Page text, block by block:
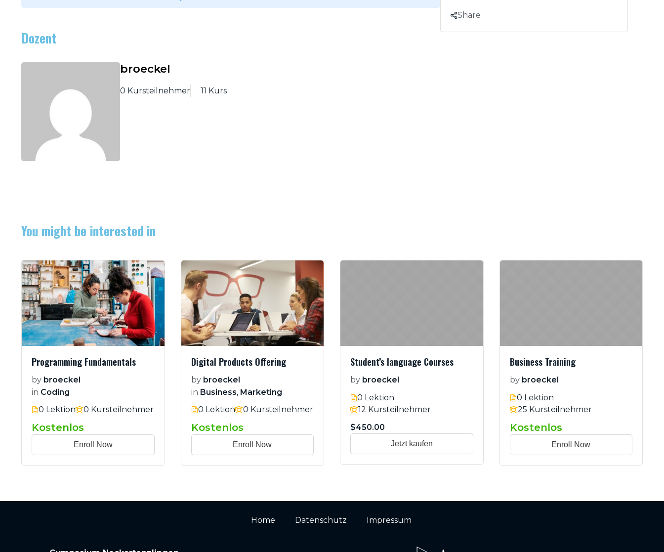
Dozent
broeckel
0 Kursteilnehmer 11 Kurs
Share
You might be interested in
Programming Fundamentals
by broeckel
in Coding
0 Lektion
0 Kursteilnehmer
Kostenlos
Enroll Now
Digital Products Offering
by broeckel
in Business, Marketing
0 Lektion
0 Kursteilnehmer
Kostenlos
Enroll Now
Student’s language Courses
by broeckel
0 Lektion
12 Kursteilnehmer
$450.00
Jetzt kaufen
Business Training
by broeckel
0 Lektion
25 Kursteilnehmer
Kostenlos
Enroll Now
Home Datenschutz Impressum